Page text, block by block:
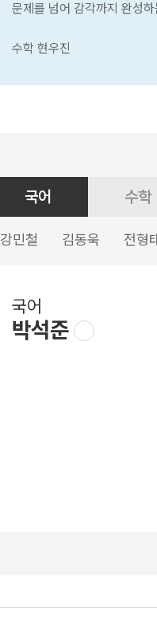
문제를 넘어 감각까지 완성
수학 현우진
국어
강민철 김동욱 전형
수학
국어
박석준